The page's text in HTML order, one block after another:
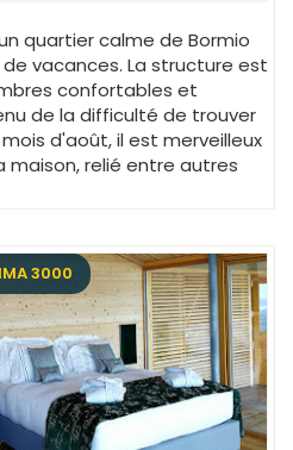
quartier calme de Bormio
vacances. La structure est
confortables et
de la difficulté de trouver
d'août, il est merveilleux
maison, relié entre autres
3000